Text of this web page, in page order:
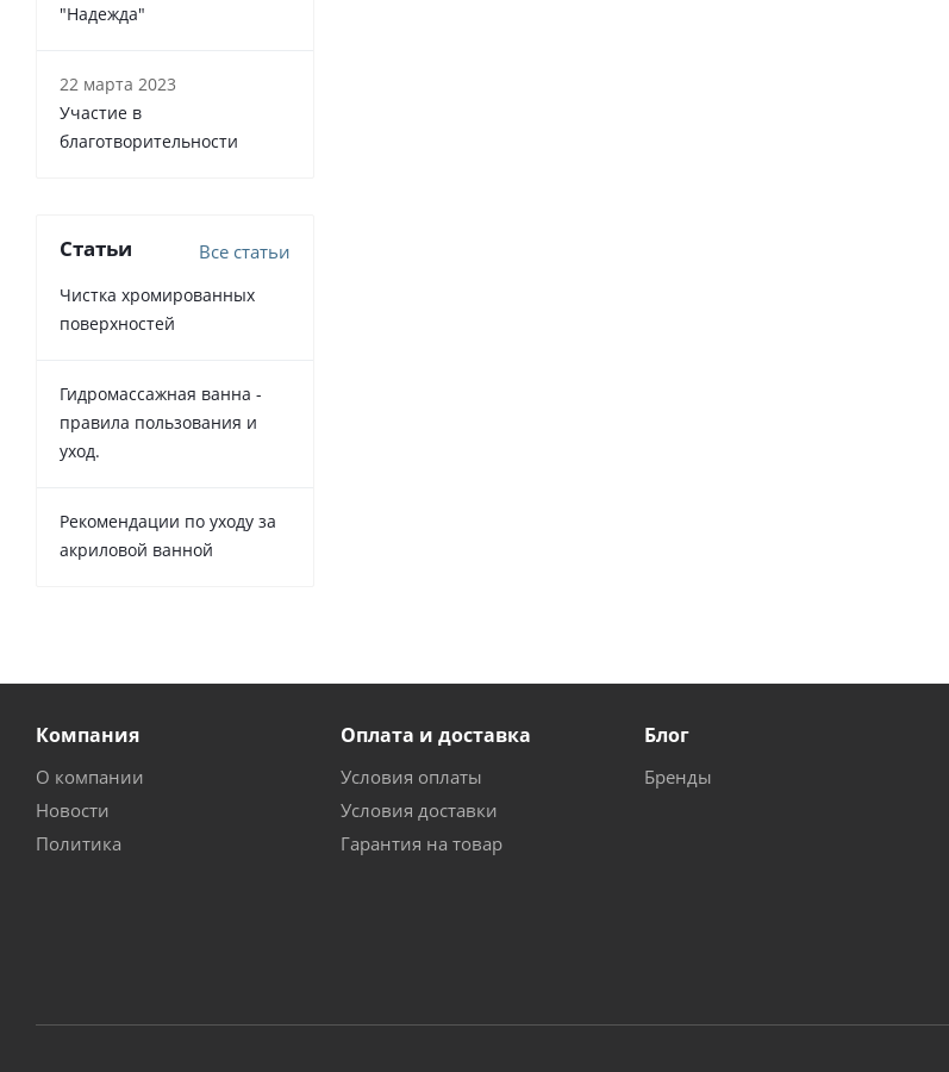
"Надежда"
22 марта 2023
Участие в
благотворительности
Статьи Все статьи
Чистка хромированных
поверхностей
Гидромассажная ванна -
правила пользования и
уход.
Рекомендации по уходу за
акриловой ванной
Компания
О компании
Новости
Политика
Оплата и доставка
Условия оплаты
Условия доставки
Гарантия на товар
Блог
Бренды